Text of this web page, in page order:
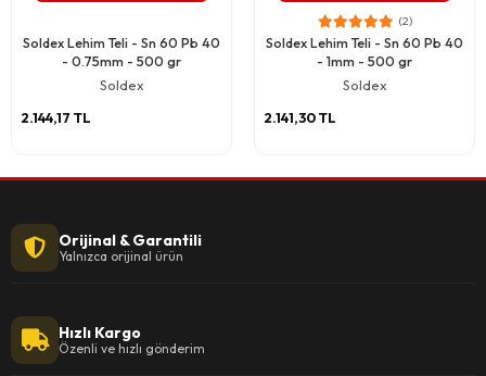
Soldex Lehim Teli - Sn 60 Pb 40
- 0.75mm - 500 gr
Soldex
2.144,17 TL
(2)
Soldex Lehim Teli - Sn 60 Pb 40
- 1mm - 500 gr
Soldex
2.141,30 TL
Orijinal & Garantili
Yalnızca orijinal ürün
Hızlı Kargo
Özenli ve hızlı gönderim